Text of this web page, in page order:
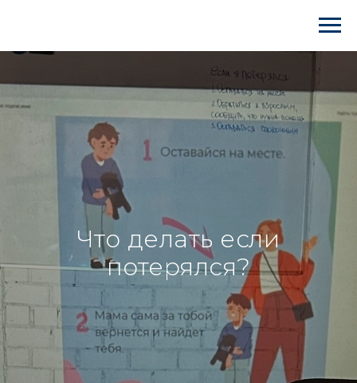
Что делать если
потерялся?